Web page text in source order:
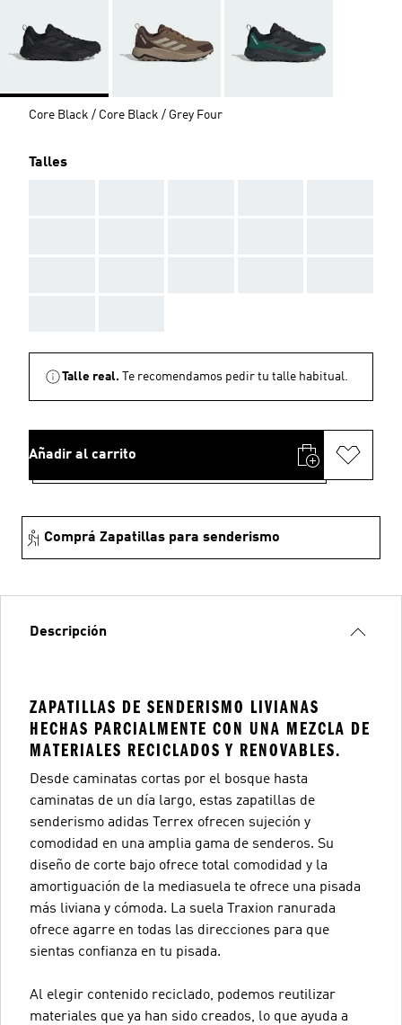
Core Black / Core Black / Grey Four
Talles
Talle real. Te recomendamos pedir tu talle habitual.
Añadir al carrito
Comprá Zapatillas para senderismo
Descripción
ZAPATILLAS DE SENDERISMO LIVIANAS
HECHAS PARCIALMENTE CON UNA MEZCLA DE
MATERIALES RECICLADOS Y RENOVABLES.
Desde caminatas cortas por el bosque hasta
caminatas de un día largo, estas zapatillas de
senderismo adidas Terrex ofrecen sujeción y
comodidad en una amplia gama de senderos. Su
diseño de corte bajo ofrece total comodidad y la
amortiguación de la mediasuela te ofrece una pisada
más liviana y cómoda. La suela Traxion ranurada
ofrece agarre en todas las direcciones para que
sientas confianza en tu pisada.
Al elegir contenido reciclado, podemos reutilizar
materiales que ya han sido creados, lo que ayuda a